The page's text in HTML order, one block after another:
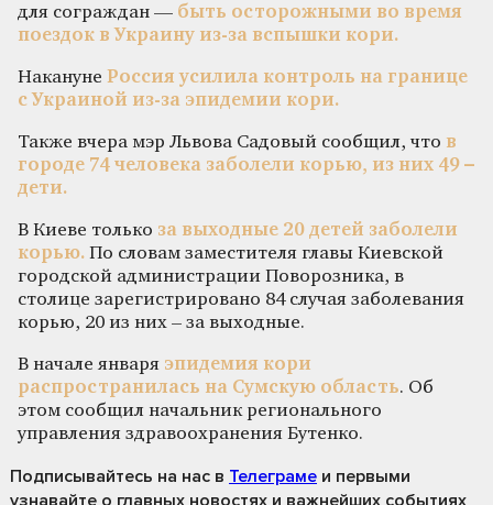
для сограждан — быть осторожными во время
поездок в Украину из-за вспышки кори.
Накануне Россия усилила контроль на границе
с Украиной из-за эпидемии кори.
Также вчера мэр Львова Садовый сообщил, что в
городе 74 человека заболели корью, из них 49 –
дети.
В Киеве только за выходные 20 детей заболели
корью. По словам заместителя главы Киевской
городской администрации Поворозника, в
столице зарегистрировано 84 случая заболевания
корью, 20 из них – за выходные.
В начале января эпидемия кори
распространилась на Сумскую область. Об
этом сообщил начальник регионального
управления здравоохранения Бутенко.
Подписывайтесь на нас в Телеграме и первыми
узнавайте о главных новостях и важнейших событиях